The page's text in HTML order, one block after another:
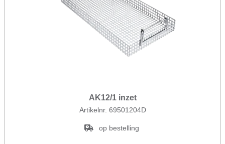
AK12/1 inzet
Artikelnr. 69501204D
op bestelling